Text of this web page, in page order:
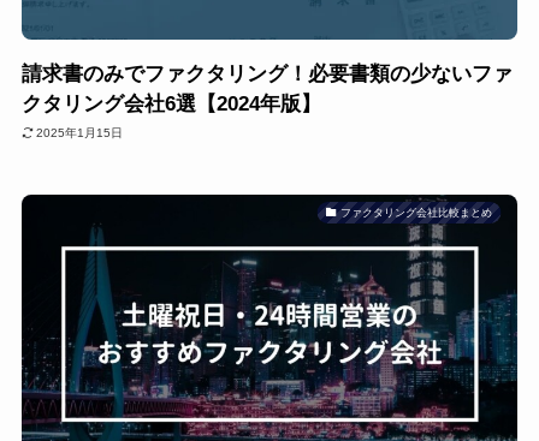
請求書のみでファクタリング！必要書類の少ないファ
クタリング会社6選【2024年版】
2025年1月15日
ファクタリング会社比較まとめ